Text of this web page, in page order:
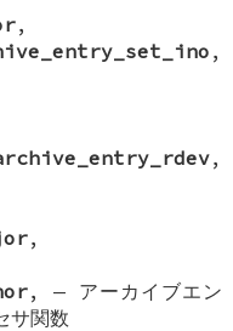
,
,
,
,
, — アーカイブエン
サ関数